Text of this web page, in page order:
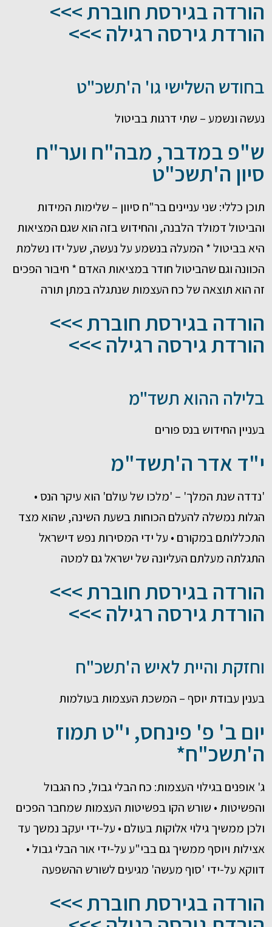
הורדה בגירסת חוברת >>>
הורדת גירסה רגילה >>>
בחודש השלישי גו' ה'תשכ"ט
נעשה ונשמע – שתי דרגות בביטול
ש"פ במדבר, מבה"ח וער"ח
סיון ה'תשכ"ט
תוכן כללי: שני עניינים בר"ח סיוון – שלימות המידות
והביטול דמולד הלבנה, והחידוש בזה הוא שגם המציאות
היא בביטול * המעלה בנשמע על נעשה, שעל ידו נשלמת
הכוונה וגם שהביטול חודר במציאות האדם * חיבור הפכים
זה הוא תוצאה של כח העצמות שנתגלה במתן תורה
הורדה בגירסת חוברת >>>
הורדת גירסה רגילה >>>
בלילה ההוא תשד"מ
בעניין החידוש בנס פורים
י"ד אדר ה'תשד"מ
'נדדה שנת המלך' – 'מלכו של עולם' הוא עיקר הנס •
הגלות נמשלה להעלם הכוחות בשעת השינה, שהוא מצד
התכללותם במקורם • על ידי המסירות נפש דישראל
התגלתה מעלתם העליונה של ישראל גם למטה
הורדה בגירסת חוברת >>>
הורדת גירסה רגילה >>>
וחזקת והיית לאיש ה'תשכ"ח
בענין עבודת יוסף – המשכת העצמות בעולמות
יום ב' פ' פינחס, י"ט תמוז
ה'תשכ"ח*
ג' אופנים בגילוי העצמות: כח הבלי גבול, כח הגבול
והפשיטות • שורש הקו בפשיטות העצמות שמחבר הפכים
ולכן ממשיך גילוי אלוקות בעולם • על-ידי יעקב נמשך עד
אצילות ויוסף ממשיך גם בבי"ע על-ידי אור הבלי גבול •
דווקא על-ידי 'סוף מעשה' מגיעים לשורש ההשפעה
הורדה בגירסת חוברת >>>